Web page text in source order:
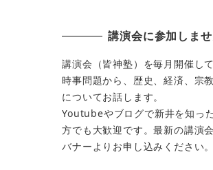
講演会に参加しま
講演会（皆神塾）を毎月開催して
時事問題から、歴史、経済、宗
についてお話します。
Youtubeやブログで新井を知っ
方でも大歓迎です。最新の講演
バナーよりお申し込みください。